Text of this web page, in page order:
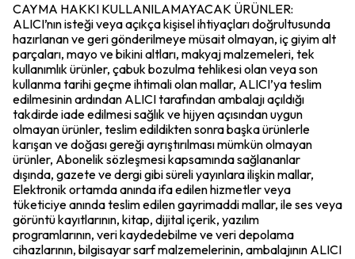
CAYMA HAKKI KULLANILAMAYACAK ÜRÜNLER:
ALICI’nın isteği veya açıkça kişisel ihtiyaçları doğrultusunda
hazırlanan ve geri gönderilmeye müsait olmayan, iç giyim alt
parçaları, mayo ve bikini altları, makyaj malzemeleri, tek
kullanımlık ürünler, çabuk bozulma tehlikesi olan veya son
kullanma tarihi geçme ihtimali olan mallar, ALICI’ya teslim
edilmesinin ardından ALICI tarafından ambalajı açıldığı
takdirde iade edilmesi sağlık ve hijyen açısından uygun
olmayan ürünler, teslim edildikten sonra başka ürünlerle
karışan ve doğası gereği ayrıştırılması mümkün olmayan
ürünler, Abonelik sözleşmesi kapsamında sağlananlar
dışında, gazete ve dergi gibi süreli yayınlara ilişkin mallar,
Elektronik ortamda anında ifa edilen hizmetler veya
tüketiciye anında teslim edilen gayrimaddi mallar, ile ses veya
görüntü kayıtlarının, kitap, dijital içerik, yazılım
programlarının, veri kaydedebilme ve veri depolama
cihazlarının, bilgisayar sarf malzemelerinin, ambalajının ALICI